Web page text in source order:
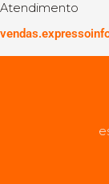
Atendimento